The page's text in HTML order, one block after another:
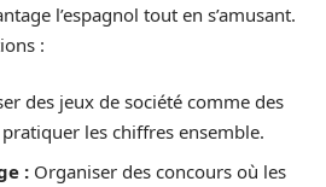
l’espagnol tout en s’amusant.
:
des jeux de société comme des
les chiffres ensemble.
: Organiser des concours où les